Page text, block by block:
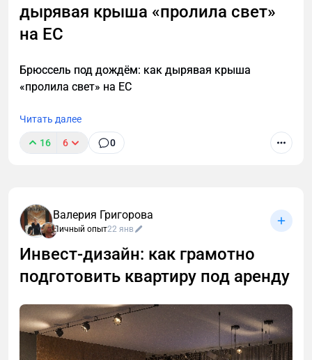
дырявая крыша «пролила свет»
на ЕС
Брюссель под дождём: как дырявая крыша
«пролила свет» на ЕС
Читать далее
16 6 0
Валерия Григорова
Личный опыт22 янв
Инвест‑дизайн: как грамотно
подготовить квартиру под аренду